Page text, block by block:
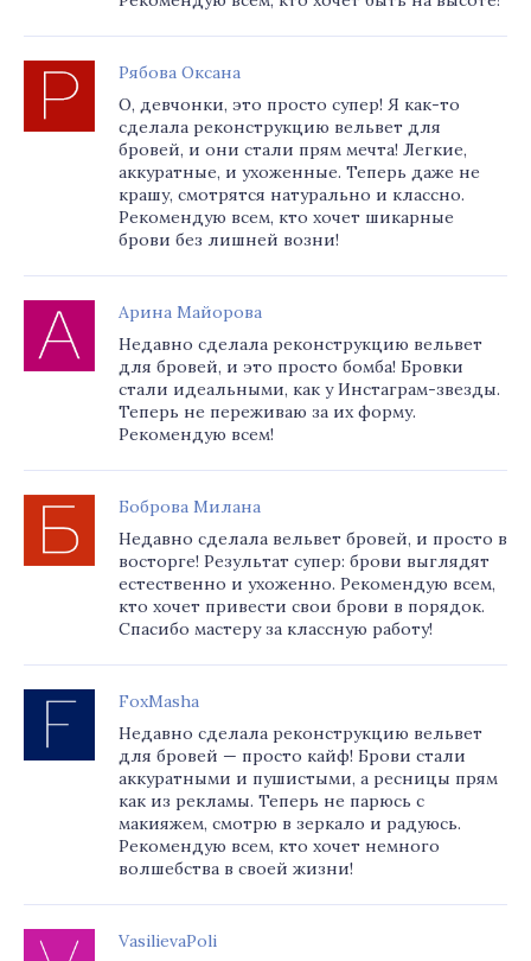
Рябова Оксана
О, девчонки, это просто супер! Я как-то
сделала реконструкцию вельвет для
бровей, и они стали прям мечта! Легкие,
аккуратные, и ухоженные. Теперь даже не
крашу, смотрятся натурально и классно.
Рекомендую всем, кто хочет шикарные
брови без лишней возни!
Арина Майорова
Недавно сделала реконструкцию вельвет
для бровей, и это просто бомба! Бровки
стали идеальными, как у Инстаграм-звезды.
Теперь не переживаю за их форму.
Рекомендую всем!
Боброва Милана
Недавно сделала вельвет бровей, и просто в
восторге! Результат супер: брови выглядят
естественно и ухоженно. Рекомендую всем,
кто хочет привести свои брови в порядок.
Спасибо мастеру за классную работу!
FoxMasha
Недавно сделала реконструкцию вельвет
для бровей — просто кайф! Брови стали
аккуратными и пушистыми, а ресницы прям
как из рекламы. Теперь не парюсь с
макияжем, смотрю в зеркало и радуюсь.
Рекомендую всем, кто хочет немного
волшебства в своей жизни!
VasilievaPoli